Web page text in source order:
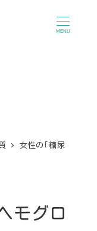
MENU
女性の「糖尿
モグロ